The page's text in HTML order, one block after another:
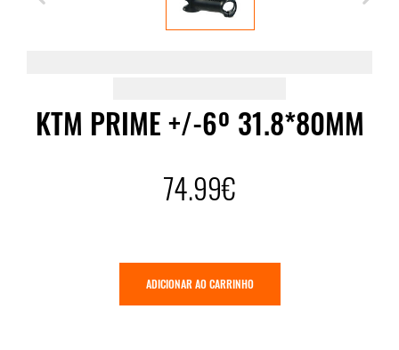
KTM PRIME +/-6º 31.8*80MM
74.99€
ADICIONAR AO CARRINHO